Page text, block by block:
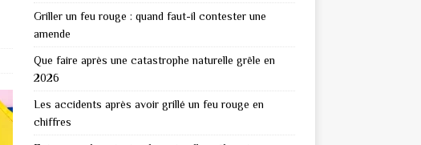
Griller un feu rouge : quand faut-il contester une
amende
Que faire après une catastrophe naturelle grêle en
2026
Les accidents après avoir grillé un feu rouge en
chiffres